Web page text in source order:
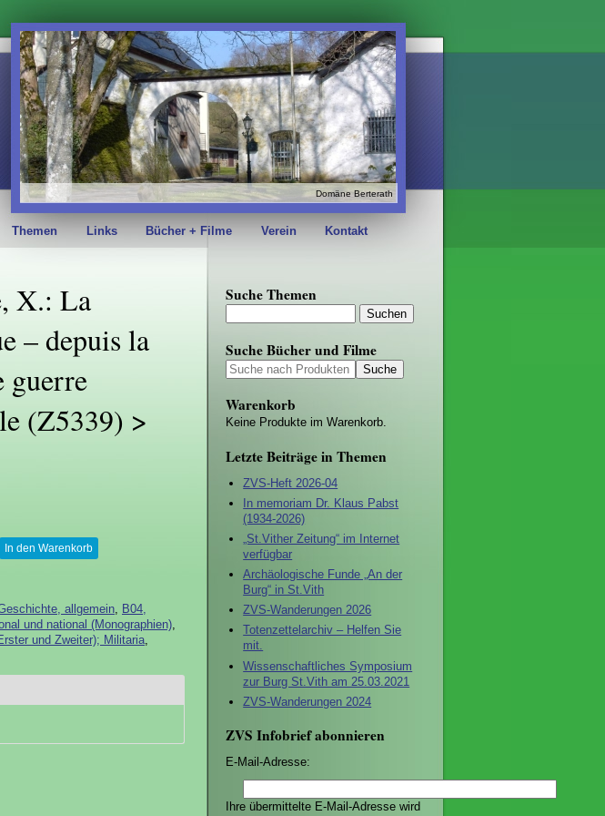
Domäne Berterath
Themen Links Bücher + Filme Verein Kontakt
X.: La
– depuis la
guerre
(Z5339) >
In den Warenkorb
allgemein B04,
und national (Monographien)
und Zweiter); Militaria
Suche Themen
Suche Bücher und Filme
Warenkorb
Keine Produkte im Warenkorb.
Letzte Beiträge in Themen
ZVS-Heft 2026-04
In memoriam Dr. Klaus Pabst
(1934-2026)
„St.Vither Zeitung“ im Internet
verfügbar
Archäologische Funde „An der
Burg“ in St.Vith
ZVS-Wanderungen 2026
Totenzettelarchiv – Helfen Sie
mit.
Wissenschaftliches Symposium
zur Burg St.Vith am 25.03.2021
ZVS-Wanderungen 2024
ZVS Infobrief abonnieren
E-Mail-Adresse:
Ihre übermittelte E-Mail-Adresse wird